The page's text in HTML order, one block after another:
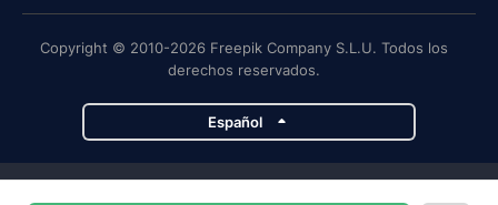
Copyright © 2010-2026 Freepik Company S.L.U. Todos los
derechos reservados.
Español